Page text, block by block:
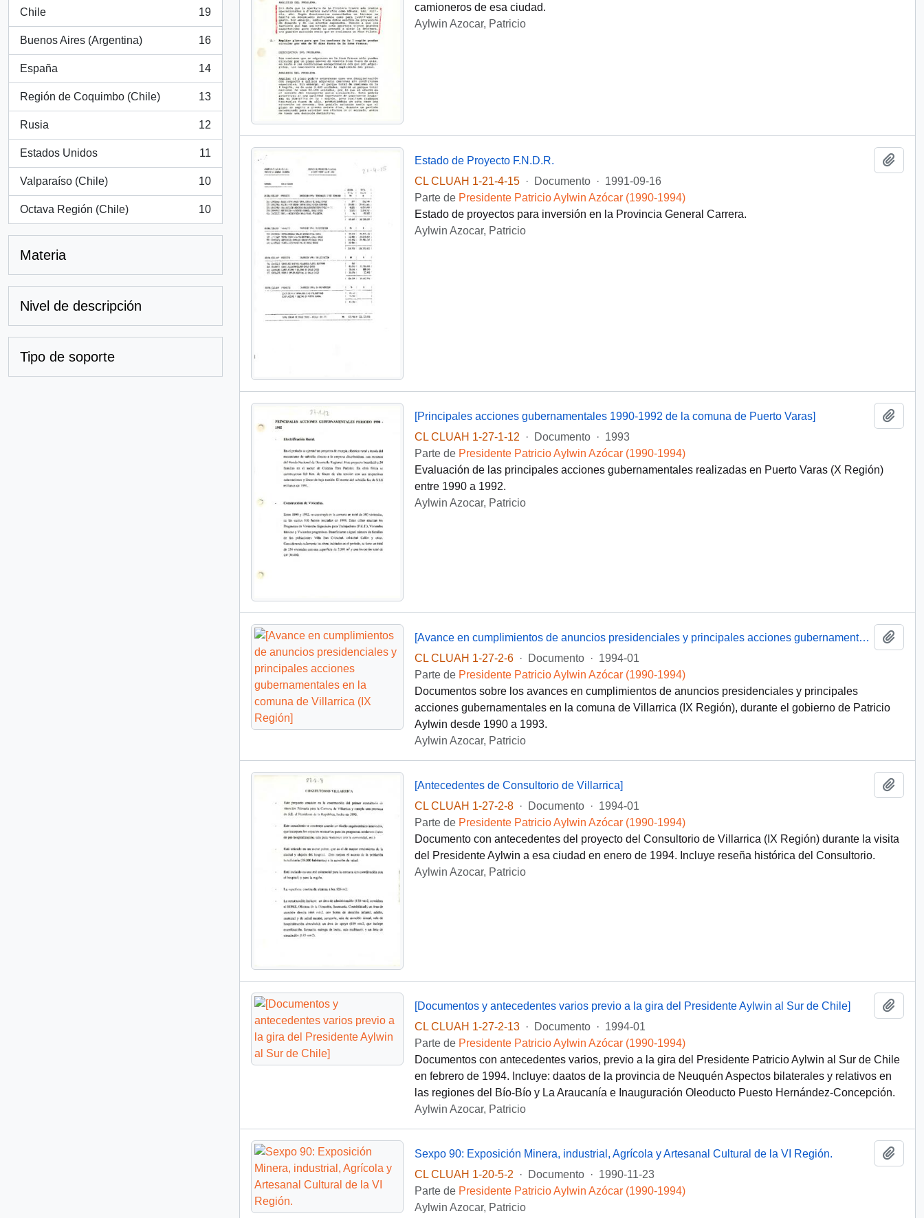
Chile
, 19 resultados
19
Buenos Aires (Argentina)
, 16 resultados
16
España
, 14 resultados
14
Región de Coquimbo (Chile)
, 13 resultados
13
Rusia
, 12 resultados
12
Estados Unidos
, 11 resultados
11
Valparaíso (Chile)
, 10 resultados
10
Octava Región (Chile)
, 10 resultados
10
Materia
Nivel de descripción
Tipo de soporte
camioneros de esa ciudad.
Aylwin Azocar, Patricio
Estado de Proyecto F.N.D.R.
CL CLUAH 1-21-4-15
· Documento · 1991-09-16
Parte de Presidente Patricio Aylwin Azócar (1990-1994)
Estado de proyectos para inversión en la Provincia General Carrera.
Aylwin Azocar, Patricio
[Principales acciones gubernamentales 1990-1992 de la comuna de Puerto Varas]
CL CLUAH 1-27-1-12
· Documento · 1993
Parte de Presidente Patricio Aylwin Azócar (1990-1994)
Evaluación de las principales acciones gubernamentales realizadas en Puerto Varas (X Región)
entre 1990 a 1992.
Aylwin Azocar, Patricio
[Avance en cumplimientos de anuncios presidenciales y principales acciones gubernamentales en la comuna de Villarrica (IX Región]
CL CLUAH 1-27-2-6
· Documento · 1994-01
Parte de Presidente Patricio Aylwin Azócar (1990-1994)
Documentos sobre los avances en cumplimientos de anuncios presidenciales y principales
acciones gubernamentales en la comuna de Villarrica (IX Región), durante el gobierno de Patricio
Aylwin desde 1990 a 1993.
Aylwin Azocar, Patricio
[Antecedentes de Consultorio de Villarrica]
CL CLUAH 1-27-2-8
· Documento · 1994-01
Parte de Presidente Patricio Aylwin Azócar (1990-1994)
Documento con antecedentes del proyecto del Consultorio de Villarrica (IX Región) durante la visita
del Presidente Aylwin a esa ciudad en enero de 1994. Incluye reseña histórica del Consultorio.
Aylwin Azocar, Patricio
[Documentos y antecedentes varios previo a la gira del Presidente Aylwin al Sur de Chile]
CL CLUAH 1-27-2-13
· Documento · 1994-01
Parte de Presidente Patricio Aylwin Azócar (1990-1994)
Documentos con antecedentes varios, previo a la gira del Presidente Patricio Aylwin al Sur de Chile
en febrero de 1994. Incluye: daatos de la provincia de Neuquén Aspectos bilaterales y relativos en
las regiones del Bío-Bío y La Araucanía e Inauguración Oleoducto Puesto Hernández-Concepción.
Aylwin Azocar, Patricio
Sexpo 90: Exposición Minera, industrial, Agrícola y Artesanal Cultural de la VI Región.
CL CLUAH 1-20-5-2
· Documento · 1990-11-23
Parte de Presidente Patricio Aylwin Azócar (1990-1994)
Aylwin Azocar, Patricio